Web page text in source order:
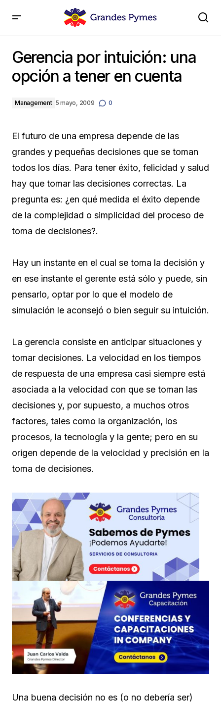
Gerencia por intuición: una
opción a tener en cuenta
Management 5 mayo, 2009 0
El futuro de una empresa depende de las
grandes y pequeñas decisiones que se toman
todos los días. Para tener éxito, felicidad y salud
hay que tomar las decisiones correctas. La
pregunta es: ¿en qué medida el éxito depende
de la complejidad o simplicidad del proceso de
toma de decisiones?.
Hay un instante en el cual se toma la decisión y
en ese instante el gerente está sólo y puede, sin
pensarlo, optar por lo que el modelo de
simulación le aconsejó o bien seguir su intuición.
La gerencia consiste en anticipar situaciones y
tomar decisiones. La velocidad en los tiempos
de respuesta de una empresa casi siempre está
asociada a la velocidad con que se toman las
decisiones y, por supuesto, a muchos otros
factores, tales como la organización, los
procesos, la tecnología y la gente; pero en su
origen depende de la velocidad y precisión en la
toma de decisiones.
Una buena decisión no es (o no debería ser)